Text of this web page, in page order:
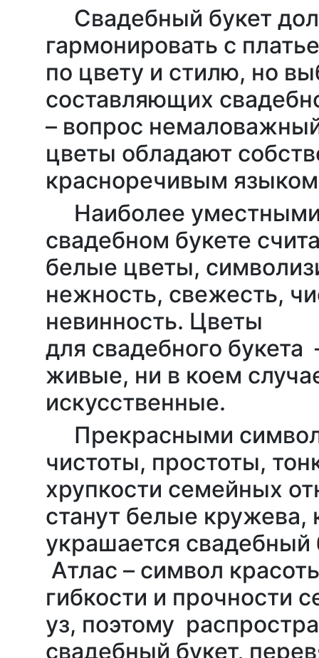
Свадебный букет
гармонировать с
по цвету и стилю, но
составляющих
– вопрос
цветы обладают
красноречивым
Наиболее
свадебном букете
белые цветы,
нежность, свежесть,
невинность. Цветы
для свадебного букета
живые, ни в коем
искусственные.
Прекрасными
чистоты, простоты,
хрупкости семейных
станут белые кружева,
украшается свадебный
Атлас – символ
гибкости и прочности
уз, поэтому
свадебный букет,